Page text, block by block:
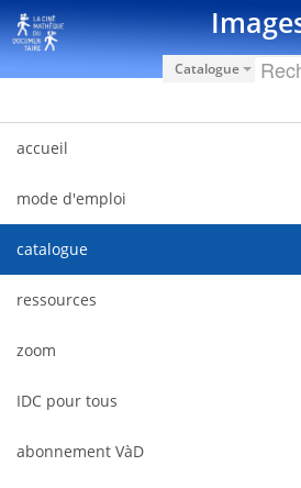
Saut au contenu
Catalogue
accueil
mode d'emploi
catalogue
ressources
zoom
IDC pour tous
abonnement VàD